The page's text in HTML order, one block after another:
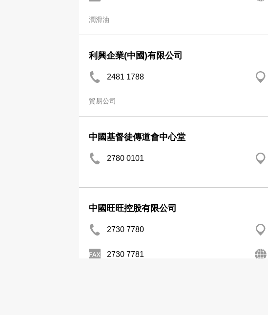
潤滑油
利興企業(中國)有限公司
2481 1788
貿易公司
中國基督徒傳道會中心堂
2780 0101
中國旺旺控股有限公司
2730 7780
2730 7781